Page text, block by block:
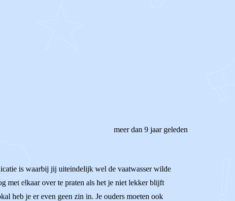
meer dan 9 jaar geleden
is waarbij jij uiteindelijk wel de vaatwasser wilde
met elkaar over te praten als het je niet lekker blijft
heb je er even geen zin in. Je ouders moeten ook